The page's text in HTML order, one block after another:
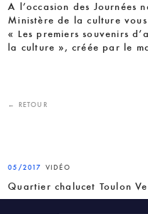
A l’occasion des Journées
Ministère de la culture
« Les premiers souvenirs
la culture », créée par le
← RETOUR
05/2017 VIDÉO
Quartier chalucet Toulon